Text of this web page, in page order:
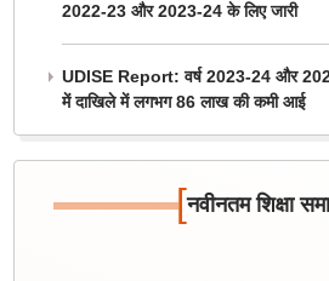
2022-23 और 2023-24 के लिए जारी
UDISE Report: वर्ष 2023-24 और
में दाखिले में लगभग 86 लाख की कमी आई
[नवीनतम शिक्षा